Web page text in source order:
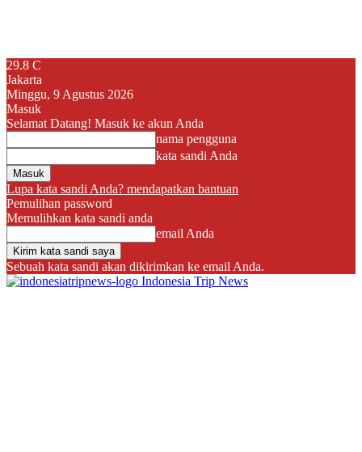
29.8 C
Jakarta
Minggu, 9 Agustus 2026
Masuk
Selamat Datang! Masuk ke akun Anda
nama pengguna
kata sandi Anda
Lupa kata sandi Anda? mendapatkan bantuan
Pemulihan password
Memulihkan kata sandi anda
email Anda
Sebuah kata sandi akan dikirimkan ke email Anda.
Indonesia Trip News